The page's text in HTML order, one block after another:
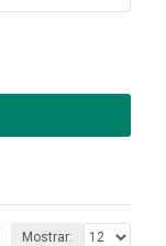
Mostrar: